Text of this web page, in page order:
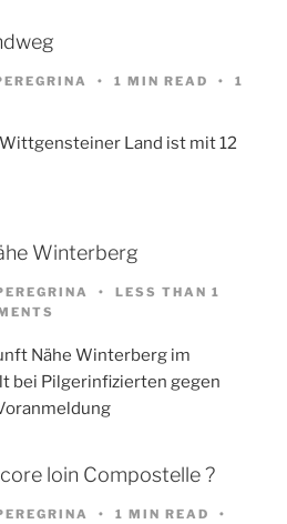
1 MIN READ
1
Wittgensteiner Land ist mit 12
Winterberg
LESS THAN 1
Nähe Winterberg im
bei Pilgerinfizierten gegen
loin Compostelle ?
1 MIN READ